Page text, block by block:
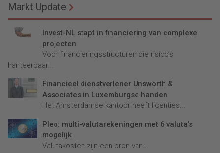
Markt Update
Invest-NL stapt in financiering van complexe
projecten
Voor financieringsstructuren die risico’s
hanteerbaar...
Financieel dienstverlener Unsworth &
Associates in Luxemburgse handen
Het Amsterdamse kantoor heeft licenties...
Pleo: multi-valutarekeningen met 6 valuta’s
mogelijk
Valutakosten zijn een bron van...